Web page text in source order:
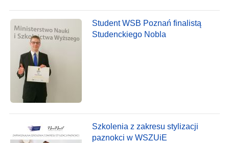
Student WSB Poznań finalistą
Studenckiego Nobla
Szkolenia z zakresu stylizacji
paznokci w WSZUiE